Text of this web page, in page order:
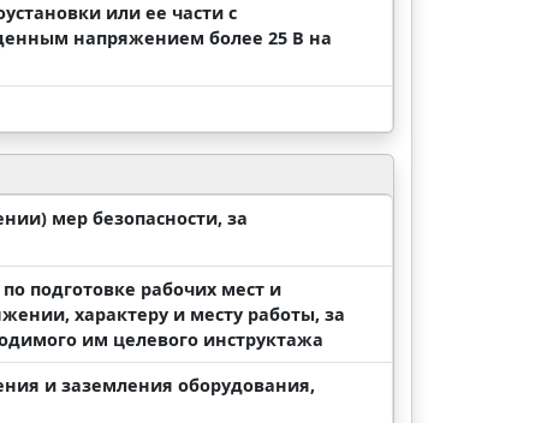
или ее части с
напряжением более 25 В на
мер безопасности, за
подготовке рабочих мест и
характеру и месту работы, за
им целевого инструктажа
и заземления оборудования,